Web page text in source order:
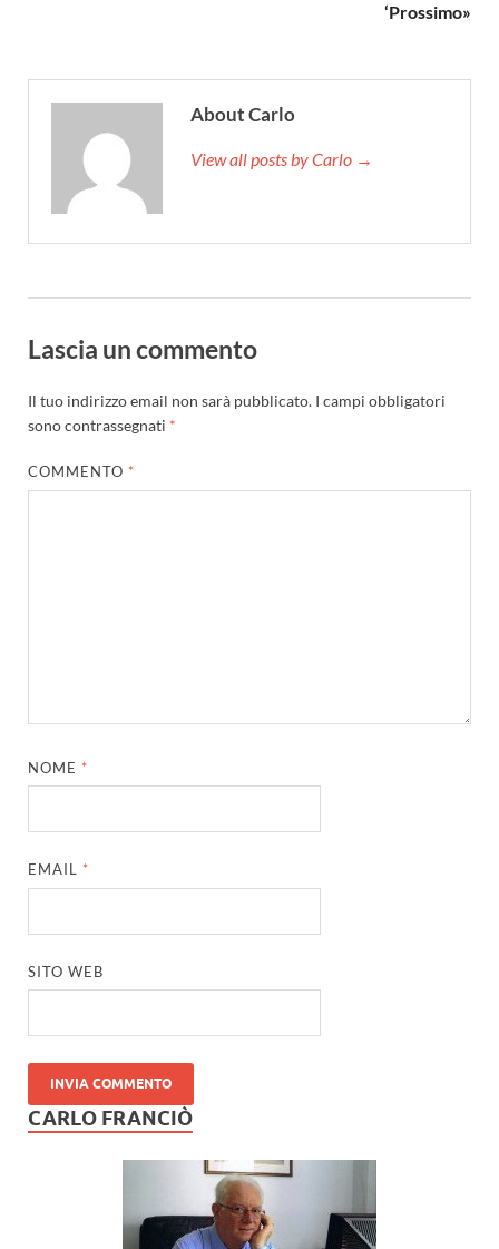
‘Prossimo»
About Carlo
View all posts by Carlo →
Lascia un commento
Il tuo indirizzo email non sarà pubblicato. I campi obbligatori
sono contrassegnati *
COMMENTO *
NOME *
EMAIL *
SITO WEB
CARLO FRANCIÒ